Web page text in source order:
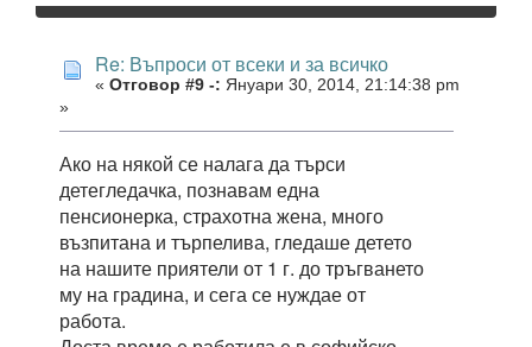
Re: Въпроси от всеки и за всичко
« Отговор #9 -: Януари 30, 2014, 21:14:38 pm
»
Ако на някой се налага да търси
детегледачка, познавам една
пенсионерка, страхотна жена, много
възпитана и търпелива, гледаше детето
на нашите приятели от 1 г. до тръгването
му на градина, и сега се нуждае от
работа.